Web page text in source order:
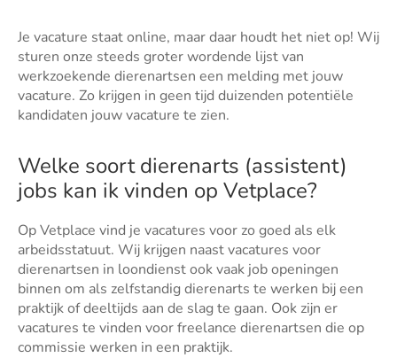
Je vacature staat online, maar daar houdt het niet op! Wij
sturen onze steeds groter wordende lijst van
werkzoekende dierenartsen een melding met jouw
vacature. Zo krijgen in geen tijd duizenden potentiële
kandidaten jouw vacature te zien.
Welke soort dierenarts (assistent)
jobs kan ik vinden op Vetplace?
Op Vetplace vind je vacatures voor zo goed als elk
arbeidsstatuut. Wij krijgen naast vacatures voor
dierenartsen in loondienst ook vaak job openingen
binnen om als zelfstandig dierenarts te werken bij een
praktijk of deeltijds aan de slag te gaan. Ook zijn er
vacatures te vinden voor freelance dierenartsen die op
commissie werken in een praktijk.